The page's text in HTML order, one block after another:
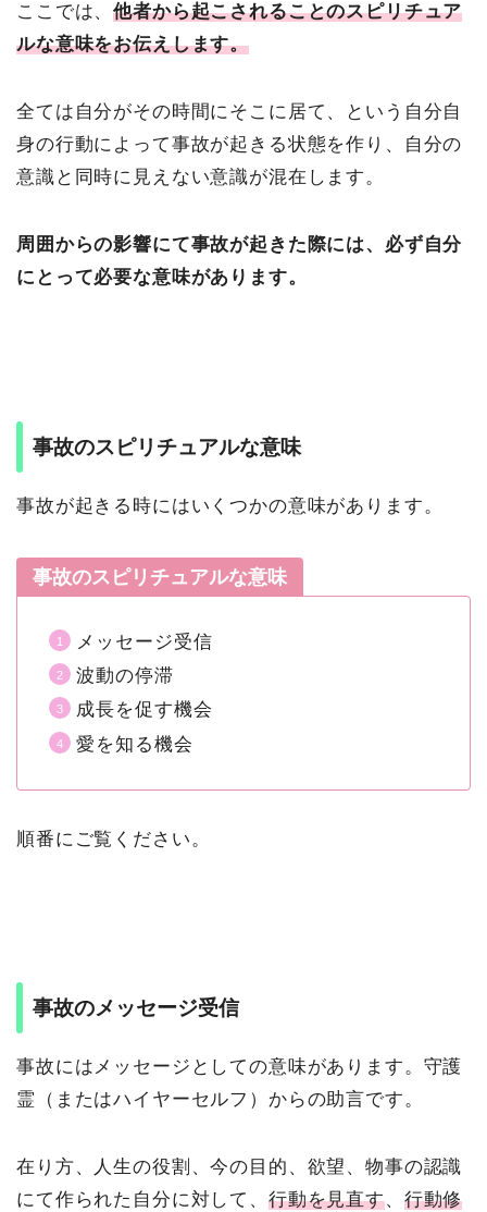
ここでは、他者から起こされることのスピリチュア
ルな意味をお伝えします。
全ては自分がその時間にそこに居て、という自分自
身の行動によって事故が起きる状態を作り、自分の
意識と同時に見えない意識が混在します。
周囲からの影響にて事故が起きた際には、必ず自分
にとって必要な意味があります。
事故のスピリチュアルな意味
事故が起きる時にはいくつかの意味があります。
事故のスピリチュアルな意味
メッセージ受信
波動の停滞
成長を促す機会
愛を知る機会
順番にご覧ください。
事故のメッセージ受信
事故にはメッセージとしての意味があります。守護
霊（またはハイヤーセルフ）からの助言です。
在り方、人生の役割、今の目的、欲望、物事の認識
にて作られた自分に対して、 行動を見直す、 行動修